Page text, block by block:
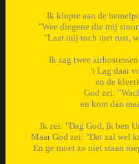
Ik klopte aan de
"Wee diegene die mij
"Laat mij toch met rust,
Ik zag twee
't Lag daar
en de
God zei:
en kom dan
Ik zei: "Dag God, Ik ben
Maar God zei: "Dat zal wel
En ge moet zo niet staan